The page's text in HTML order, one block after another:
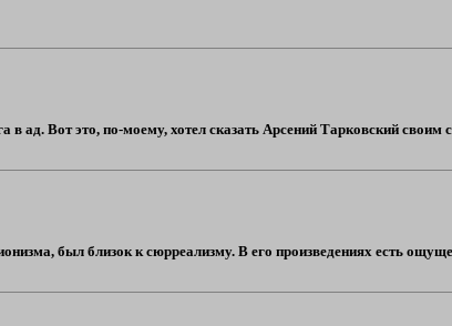
ад. Вот это, по-моему, хотел сказать Арсений Тарковский
был близок к сюрреализму. В его произведениях есть